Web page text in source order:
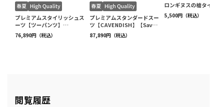
閲覧履歴